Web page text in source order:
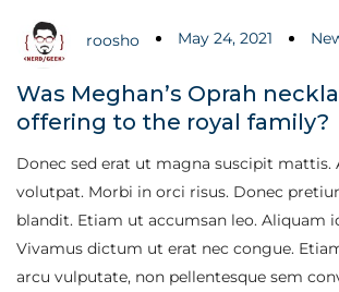
roosho May 24, 2021
Was Meghan’s Oprah
offering to the royal family?
Donec sed erat ut magna suscipit mattis.
volutpat. Morbi in orci risus. Donec
blandit. Etiam ut accumsan leo. Aliquam
Vivamus dictum ut erat nec congue.
arcu vulputate, non pellentesque sem